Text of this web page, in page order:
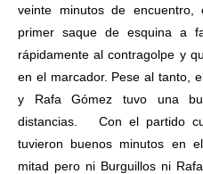
veinte minutos de encuentro,
primer saque de esquina a
rápidamente al contragolpe y
en el marcador. Pese al tanto,
y Rafa Gómez tuvo una
distancias. Con el partido
tuvieron buenos minutos en
mitad pero ni Burguillos ni